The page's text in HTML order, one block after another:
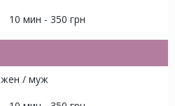
10 мин - 350 грн
жен / муж